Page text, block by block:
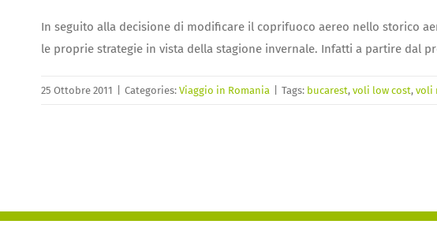
In seguito alla decisione di modificare il coprifuoco aereo nello storico
le proprie strategie in vista della stagione invernale. Infatti a partire dal
25 Ottobre 2011 Categories: Viaggio in Romania Tags: bucarest, voli low cost, voli